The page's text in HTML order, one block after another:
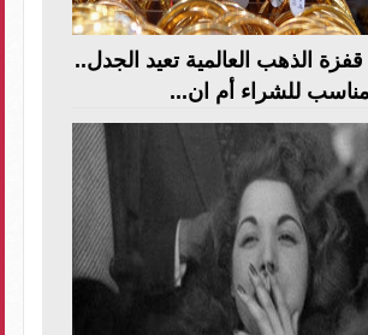
الذهب العالمية تعيد الجدل..
للشراء أم ان...